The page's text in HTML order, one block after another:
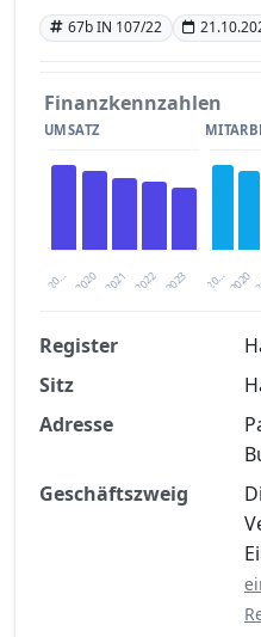
67b IN 107/22
Finanzkennzahlen
UMSATZ
20… 2021 2023
2020 2022 20…2020
Jetzt
Register
Sitz
Adresse
Geschäftszweig